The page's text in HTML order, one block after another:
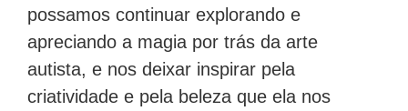
possamos continuar explorando e
apreciando a magia por trás da arte
autista, e nos deixar inspirar pela
criatividade e pela beleza que ela nos